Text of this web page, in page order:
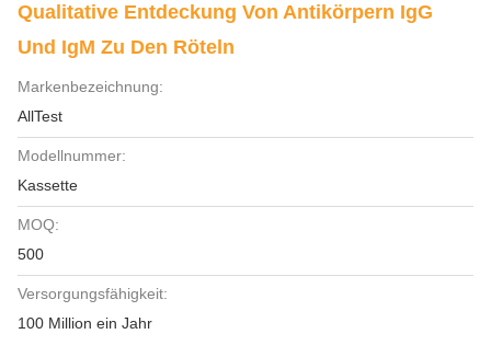
Qualitative Entdeckung Von Antikörpern IgG
Und IgM Zu Den Röteln
Markenbezeichnung:
AllTest
Modellnummer:
Kassette
MOQ:
500
Versorgungsfähigkeit:
100 Million ein Jahr